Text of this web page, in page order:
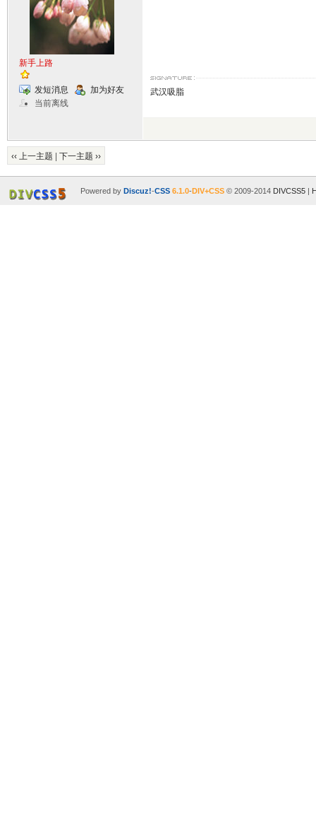
新手上路
发短消息
加为好友
当前离线
武汉吸脂
‹‹ 上一主题 下一主题 ››
Powered by Discuz!-CSS 6.1.0-DIV+CSS© 2009-2014 DIVCSS5|